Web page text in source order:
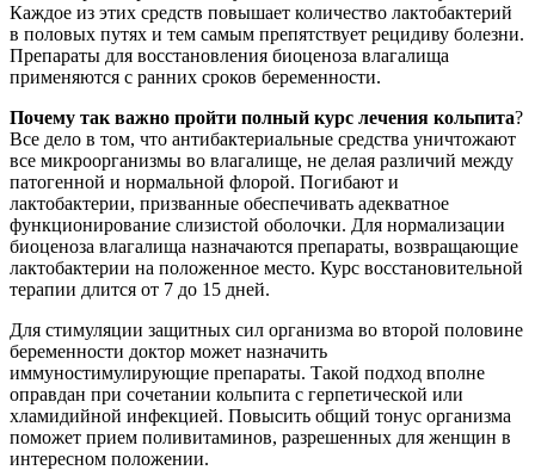
Каждое из этих средств повышает количество лактобактерий
в половых путях и тем самым препятствует рецидиву болезни.
Препараты для восстановления биоценоза влагалища
применяются с ранних сроков беременности.
Почему так важно пройти полный курс лечения кольпита?
Все дело в том, что антибактериальные средства уничтожают
все микроорганизмы во влагалище, не делая различий между
патогенной и нормальной флорой. Погибают и
лактобактерии, призванные обеспечивать адекватное
функционирование слизистой оболочки. Для нормализации
биоценоза влагалища назначаются препараты, возвращающие
лактобактерии на положенное место. Курс восстановительной
терапии длится от 7 до 15 дней.
Для стимуляции защитных сил организма во второй половине
беременности доктор может назначить
иммуностимулирующие препараты. Такой подход вполне
оправдан при сочетании кольпита с герпетической или
хламидийной инфекцией. Повысить общий тонус организма
поможет прием поливитаминов, разрешенных для женщин в
интересном положении.